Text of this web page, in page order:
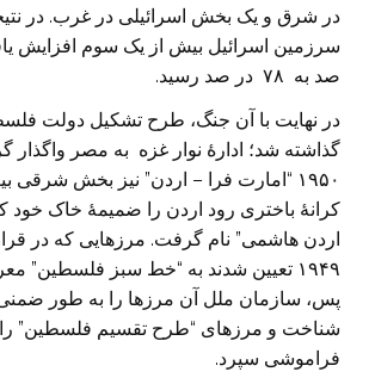
در شرق و یک بخش اسرائیلی در غرب. در
صد به ۷۸ در صد رسید.
در نهایت با آن جنگ، طرح تشکیل دولت
گذاشته شد؛ ادارۀ نوار غزه به مصر واگذار
۱۹۵۰ “امارت فرا – اردن” نیز بخش
کرانۀ باختری رود اردن را ضمیمۀ خاک خود
اردن هاشمی” نام گرفت. مرزهایی که در
۱۹۴۹ تعیین شدند به “خط سبز فلسطین”
پس، سازمان ملل آن مرزها را به طور
شناخت و مرزهای “طرح تقسیم فلسطین” را
فراموشی سپرد.